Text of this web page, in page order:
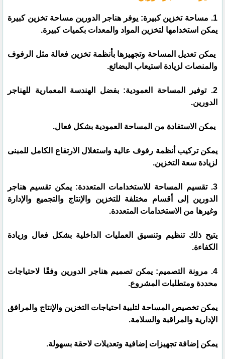
1. مساحة تخزين كبيرة: يوفر هناجر الدورين مساحة تخزين كبيرة
يمكن استخدامها لتخزين المواد والمعدات بكميات كبيرة.
يمكن تعديل المساحة وتجهيزها بأنظمة تخزين فعالة مثل الرفوف
والمنصات لزيادة استيعاب البضائع.
2. توفير المساحة العمودية: بفضل الهندسة المعمارية للهناجر
الدورين.
يمكن الاستفادة من المساحة العمودية بشكل فعال.
يمكن تركيب أنظمة رفوف عالية واستغلال الارتفاع الكامل للمبنى
لزيادة سعة التخزين.
3. تقسيم المساحة للاستخدامات المتعددة: يمكن تقسيم هناجر
الدورين إلى أقسام مختلفة للتخزين والإنتاج والتجميع والإدارة
وغيرها من الاستخدامات المتعددة.
يتيح ذلك تنظيم وتنسيق العمليات الداخلية بشكل فعال وزيادة
الكفاءة.
4. مرونة التصميم: يمكن تصميم هناجر الدورين وفقًا لاحتياجات
محددة ومتطلبات المشروع.
يمكن تخصيص المساحة لتلبية احتياجات التخزين والإنتاج والمرافق
الإدارية والمراقبة والسلامة.
يمكن إضافة تجهيزات إضافية وتعديلات لاحقة بسهولة.